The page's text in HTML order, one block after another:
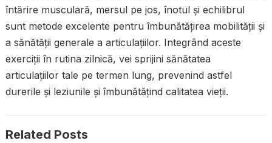
întărire musculară, mersul pe jos, înotul și echilibrul
sunt metode excelente pentru îmbunătățirea mobilității și
a sănătății generale a articulațiilor. Integrând aceste
exerciții în rutina zilnică, vei sprijini sănătatea
articulațiilor tale pe termen lung, prevenind astfel
durerile și leziunile și îmbunătățind calitatea vieții.
Related Posts